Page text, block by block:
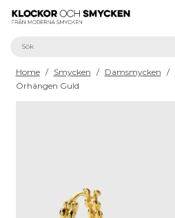
Home / Smycken / Damsmycken /
Örhängen Guld